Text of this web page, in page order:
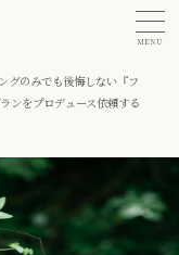
MENU
グのみでも後悔しない『フ
ンをプロデュース依頼する